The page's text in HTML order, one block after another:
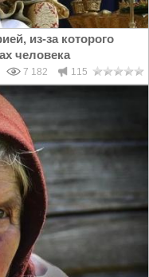
из-за которого
человека
7 182 115